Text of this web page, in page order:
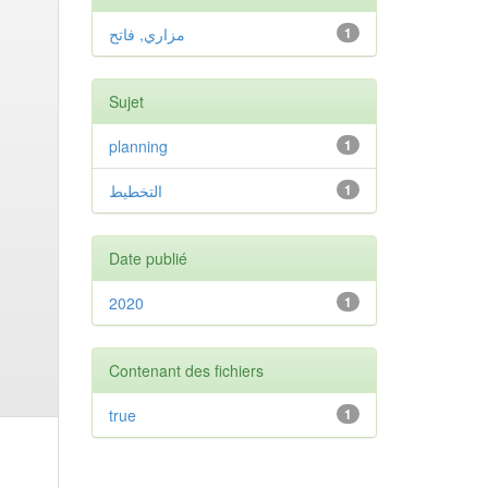
1 مزاري, فاتح
Sujet
1
planning
1 التخطيط
Date publié
1
2020
Contenant des fichiers
1
true